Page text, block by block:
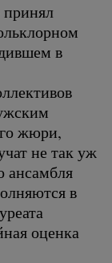
принял
в
жюри,
не так уж
ансамбля
в
оценка